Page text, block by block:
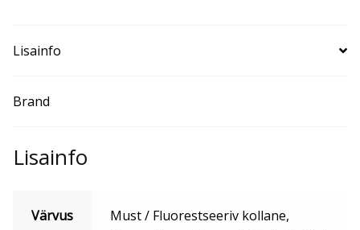
Lisainfo
Brand
Lisainfo
Värvus
Must / Fluorestseeriv kollane,